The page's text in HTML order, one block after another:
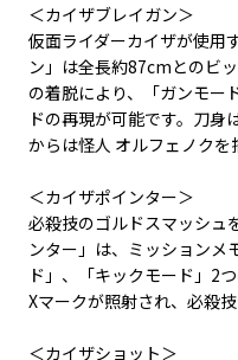
＜カイザブレイガン＞
仮面ライダーカイザが使用
ン」は全長約87cmとのビ
の着脱により、「ガンモー
ドの再現が可能です。刀身
からは怪人 オルフェノクを
＜カイザポインター＞
必殺技のゴルドスマッシュ
ンター」は、ミッションメ
ド」、「キックモード」2
Xマークが照射され、必殺
＜カイザショット＞